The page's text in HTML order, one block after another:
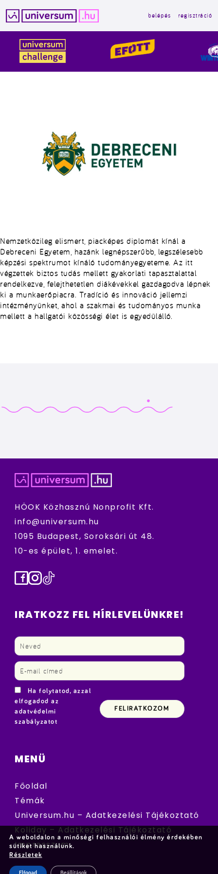
tartalomba
belépés regisztráció
Nemzetközileg elismert, piacképes diplomát kínál a
Debreceni Egyetem, hazánk legnépszerűbb, legszélesebb
képzési spektrumot kínáló tudományegyeteme. Az itt
végzettek biztos tudás mellett gyakorlati tapasztalattal
rendelkezve, felejthetetlen diákévekkel gazdagodva lépnek
ki a munkaerőpiacra. Tradíció és innováció jellemzi
intézményünket, ahol a szakmai és tudományos munka
mellett a hallgatói közösségi élet is egyedülálló.
HÖOK Közhasznú Nonprofit Kft.
info@universum.hu
1095 Budapest, Soroksári út 48.
10-es épület, 1. emelet.
Facebook
Instagram
TikTok
IRATKOZZ FEL HÍRLEVELÜNKRE!
Ha folytatod, azzal
elfogadod az
adatvédelmi
szabályzatot
MENÜ
Főoldal
Témák
Universum.hu – Adatkezelési Tájékoztató
Koliday – Adatkezelési Tájékoztató
Impresszum
A weboldalon a minőségi felhasználói élmény érdekében
sütiket használunk.
Részletek